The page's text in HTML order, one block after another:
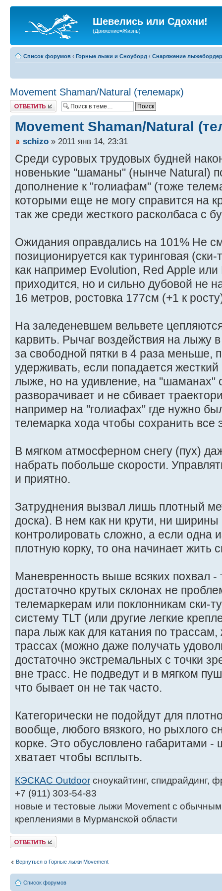
Шевелись или Сдохни!
(Движение=Жизнь)
Список форумов ‹ Горные лыжи и Сноуборд ‹ Снаряжение
Movement Shaman/Natural (телемарк)
Ответить
Movement Shaman/Natural
schizo » 2011 янв 14, 23:31
Среди суровых трудовых будней
новенькие "шаманы" (нынче Natural)
дополнение к "голиафам" (тоже
которыми еще не могу справится на
так же среди жесткого расколбаса с
Ожидания оправдались на 101% Не
позиционируется как туринговая
как например Evolution, Red Apple или
приходится, но и сильно дубовой не
16 метров, ростовка 177см (+1 к
На заледеневшем вельвете
карвить. Рычаг воздействия на лыжу
за свободной пятки в 4 раза меньше,
удерживать, если попадается
лыже, но на удивление, на "шаманах"
разворачивает и не сбивает
например на "голиафах" где нужно
телемарка хода чтобы сохранить все
В мягком атмосферном снегу (пух)
набрать побольше скорости.
и приятно.
Затруднения вызвал лишь плотный
доска). В нем как ни крути, ни
контролировать сложно, а если одна
плотную корку, то она начинает жить
Маневренность выше всяких похвал -
достаточно крутых склонах не
телемаркерам или поклонникам ски-
систему TLT (или другие легкие
пара лыж как для катания по
трассах (можно даже получать
достаточно экстремальных с точки
вне трасс. Не подведут и в мягком
что бывает он не так часто.
Категорически не подойдут для
вообще, любого вязкого, но рыхлого
корке. Это обусловлено габаритами -
хватает чтобы всплыть.
КЭСКАС Outdoor сноукайтинг, спидрайдинг,
+7 (911) 303-54-83
новые и тестовые лыжи Movement с
креплениями в Мурманской области
Ответить
Вернуться в Горные лыжи Movement
Список форумов